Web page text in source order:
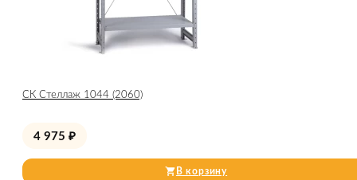
СК Стеллаж 1044 (2060)
4 975 ₽
В корзину